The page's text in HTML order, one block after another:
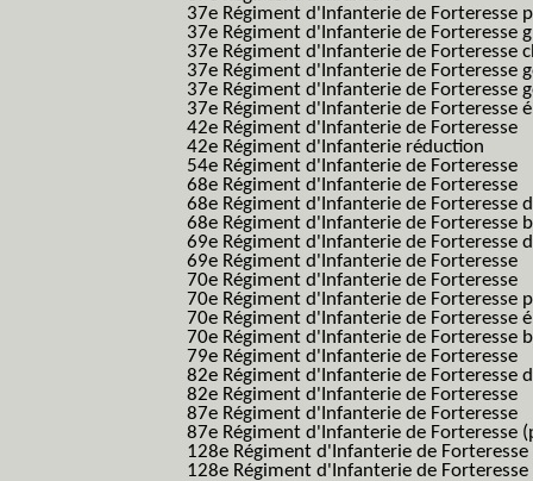
37e Régiment d'Infanterie de Forteresse
37e Régiment d'Infanterie de Forteresse
37e Régiment d'Infanterie de Forteresse
37e Régiment d'Infanterie de Forteresse
37e Régiment d'Infanterie de Forteresse
37e Régiment d'Infanterie de Forteresse
42e Régiment d'Infanterie de Forteresse
42e Régiment d'Infanterie réduction
54e Régiment d'Infanterie de Forteresse
68e Régiment d'Infanterie de Forteresse
68e Régiment d'Infanterie de Forteresse
68e Régiment d'Infanterie de Forteresse
69e Régiment d'Infanterie de Forteresse
69e Régiment d'Infanterie de Forteresse
70e Régiment d'Infanterie de Forteresse
70e Régiment d'Infanterie de Forteresse
70e Régiment d'Infanterie de Forteresse
70e Régiment d'Infanterie de Forteresse
79e Régiment d'Infanterie de Forteresse
82e Régiment d'Infanterie de Forteresse
82e Régiment d'Infanterie de Forteresse
87e Régiment d'Infanterie de Forteresse
87e Régiment d'Infanterie de Forteresse
128e Régiment d'Infanterie de Forteresse
128e Régiment d'Infanterie de